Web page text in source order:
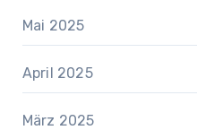
Mai 2025
April 2025
März 2025